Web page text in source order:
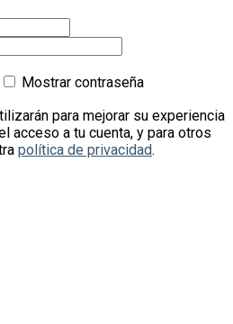
Mostrar contraseña
para mejorar su experiencia
acceso a tu cuenta, y para otros
política de privacidad.